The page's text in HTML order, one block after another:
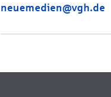
neuemedien@vgh.de